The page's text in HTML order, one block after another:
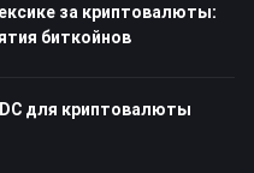
за криптовалюты:
биткойнов
для криптовалюты